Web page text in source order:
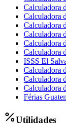
Calculadora
Calculadora
Calculadora
Calculadora
Calculadora
Calculadora
ISSS El
Calculadora
Calculadora
Calculadora
Férias
Utilidades